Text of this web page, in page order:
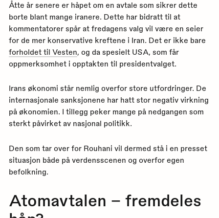
Åtte år senere er håpet om en avtale som sikrer dette
borte blant mange iranere. Dette har bidratt til at
kommentatorer spår at fredagens valg vil være en seier
for de mer konservative kreftene i Iran. Det er ikke bare
forholdet til Vesten, og da spesielt USA, som får
oppmerksomhet i opptakten til presidentvalget.
Irans økonomi står nemlig overfor store utfordringer. De
internasjonale sanksjonene har hatt stor negativ virkning
på økonomien. I tillegg peker mange på nedgangen som
sterkt påvirket av nasjonal politikk.
Den som tar over for Rouhani vil dermed stå i en presset
situasjon både på verdensscenen og overfor egen
befolkning.
Atomavtalen – fremdeles